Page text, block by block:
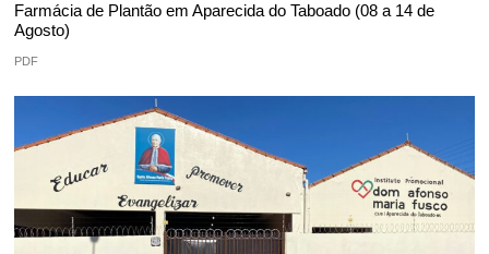
Farmácia de Plantão em Aparecida do Taboado (08 a 14 de
Agosto)
PDF